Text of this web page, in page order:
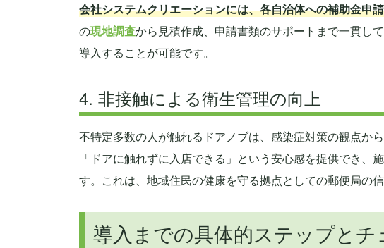
会社システムクリエーションには、各自治体への補助金申
の現地調査から見積作成、申請書類のサポートまで一貫し
導入することが可能です。
4. 非接触による衛生管理の向上
不特定多数の人が触れるドアノブは、感染症対策の観点か
「ドアに触れずに入店できる」という安心感を提供でき、
す。これは、地域住民の健康を守る拠点としての郵便局の
導入までの具体的ステップとチ